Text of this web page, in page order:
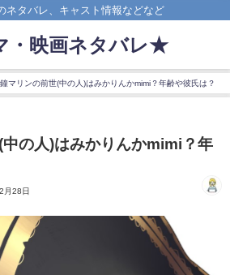
ネタバレ、キャスト情報などなど
・映画ネタバレ★
マリンの前世(中の人)はみかりんかmimi？年齢や彼氏は？
の人)はみかりんかmimi？年
月28日